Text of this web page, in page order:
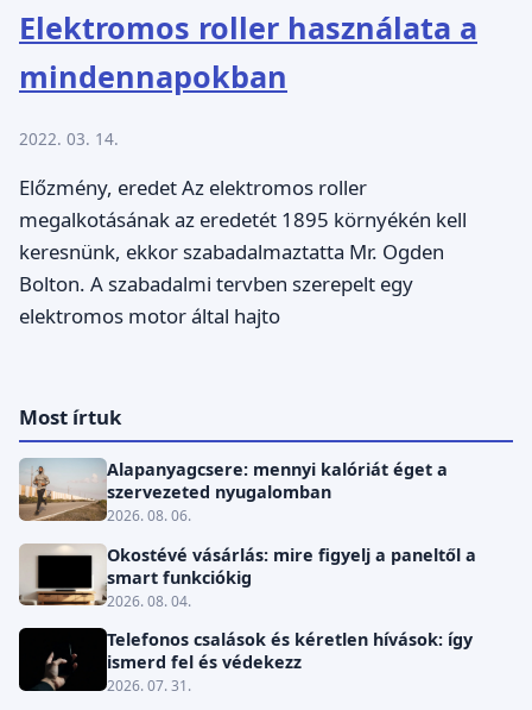
Elektromos roller használata a
mindennapokban
2022. 03. 14.
Előzmény, eredet Az elektromos roller
megalkotásának az eredetét 1895 környékén kell
keresnünk, ekkor szabadalmaztatta Mr. Ogden
Bolton. A szabadalmi tervben szerepelt egy
elektromos motor által hajto
Most írtuk
Alapanyagcsere: mennyi kalóriát éget a
szervezeted nyugalomban
2026. 08. 06.
Okostévé vásárlás: mire figyelj a paneltől a
smart funkciókig
2026. 08. 04.
Telefonos csalások és kéretlen hívások: így
ismerd fel és védekezz
2026. 07. 31.